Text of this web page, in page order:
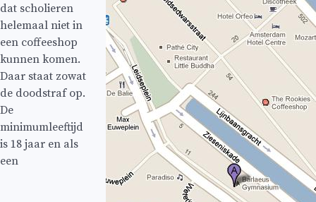
dat scholieren
helemaal niet in
een coffeeshop
kunnen komen.
Daar staat zowat
de doodstraf op.
De
minimumleeftijd
is 18 jaar en als
een